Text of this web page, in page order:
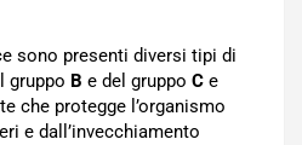
sono presenti diversi tipi di
gruppo B e del gruppo C e
che protegge l’organismo
e dall’invecchiamento